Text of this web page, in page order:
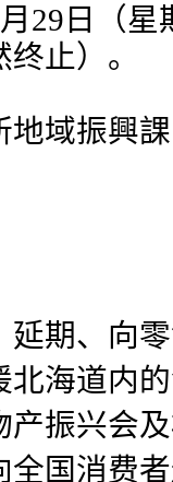
29日（
止）。
地域振興
期、向
海道内
振兴会
国消费